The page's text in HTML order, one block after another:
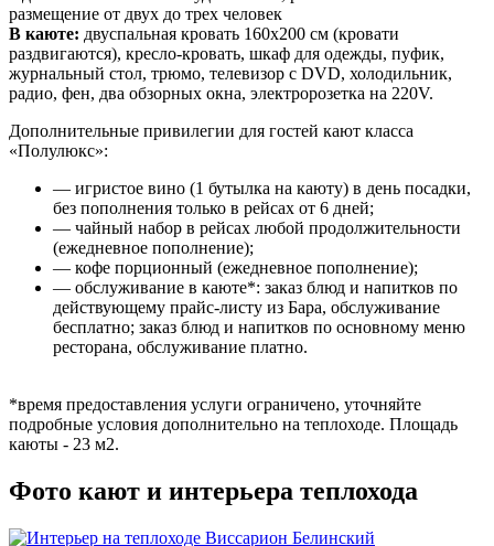
размещение от двух до трех человек
В каюте: двуспальная кровать 160х200 см (кровати
раздвигаются), кресло-кровать, шкаф для одежды, пуфик,
журнальный стол, трюмо, телевизор с DVD, холодильник,
радио, фен, два обзорных окна, электророзетка на 220V.
Дополнительные привилегии для гостей кают класса
«Полулюкс»:
— игристое вино (1 бутылка на каюту) в день посадки,
без пополнения только в рейсах от 6 дней;
— чайный набор в рейсах любой продолжительности
(ежедневное пополнение);
— кофе порционный (ежедневное пополнение);
— обслуживание в каюте*: заказ блюд и напитков по
действующему прайс-листу из Бара, обслуживание
бесплатно; заказ блюд и напитков по основному меню
ресторана, обслуживание платно.
*время предоставления услуги ограничено, уточняйте
подробные условия дополнительно на теплоходе. Площадь
каюты - 23 м2.
Фото кают и интерьера теплохода